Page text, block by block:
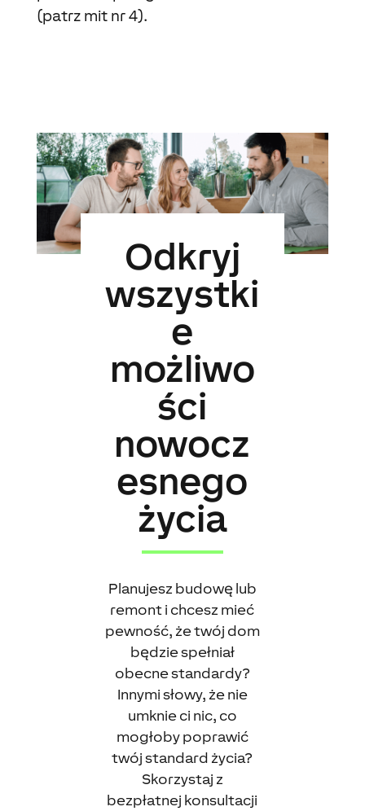
(patrz mit nr 4).
Odkryj
wszystki
e
możliwo
ści
nowocz
esnego
życia
Planujesz budowę lub
remont i chcesz mieć
pewność, że twój dom
będzie spełniał
obecne standardy?
Innymi słowy, że nie
umknie ci nic, co
mogłoby poprawić
twój standard życia?
Skorzystaj z
bezpłatnej konsultacji